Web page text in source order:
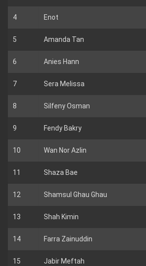
4 Enot
5 Amanda Tan
6 Anies Hann
7 Sera Melissa
8 Silfeny Osman
9 Fendy Bakry
10 Wan Nor Azlin
11 Shaza Bae
12 Shamsul Ghau Ghau
13 Shah Kimin
14 Farra Zainuddin
15 Jabir Meftah